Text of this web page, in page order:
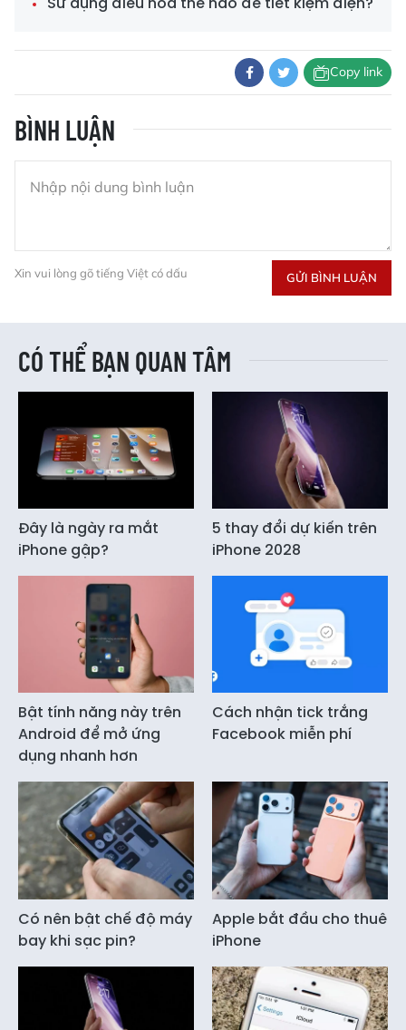
Copy link
BÌNH LUẬN
Xin vui lòng gõ tiếng Việt có dấu GỬI BÌNH LUẬN
CÓ THỂ BẠN QUAN TÂM
Đây là ngày ra mắt
iPhone gập?
5 thay đổi dự kiến trên
iPhone 2028
Bật tính năng này trên
Android để mở ứng
dụng nhanh hơn
Cách nhận tick trắng
Facebook miễn phí
Có nên bật chế độ máy
bay khi sạc pin?
Apple bắt đầu cho thuê
iPhone